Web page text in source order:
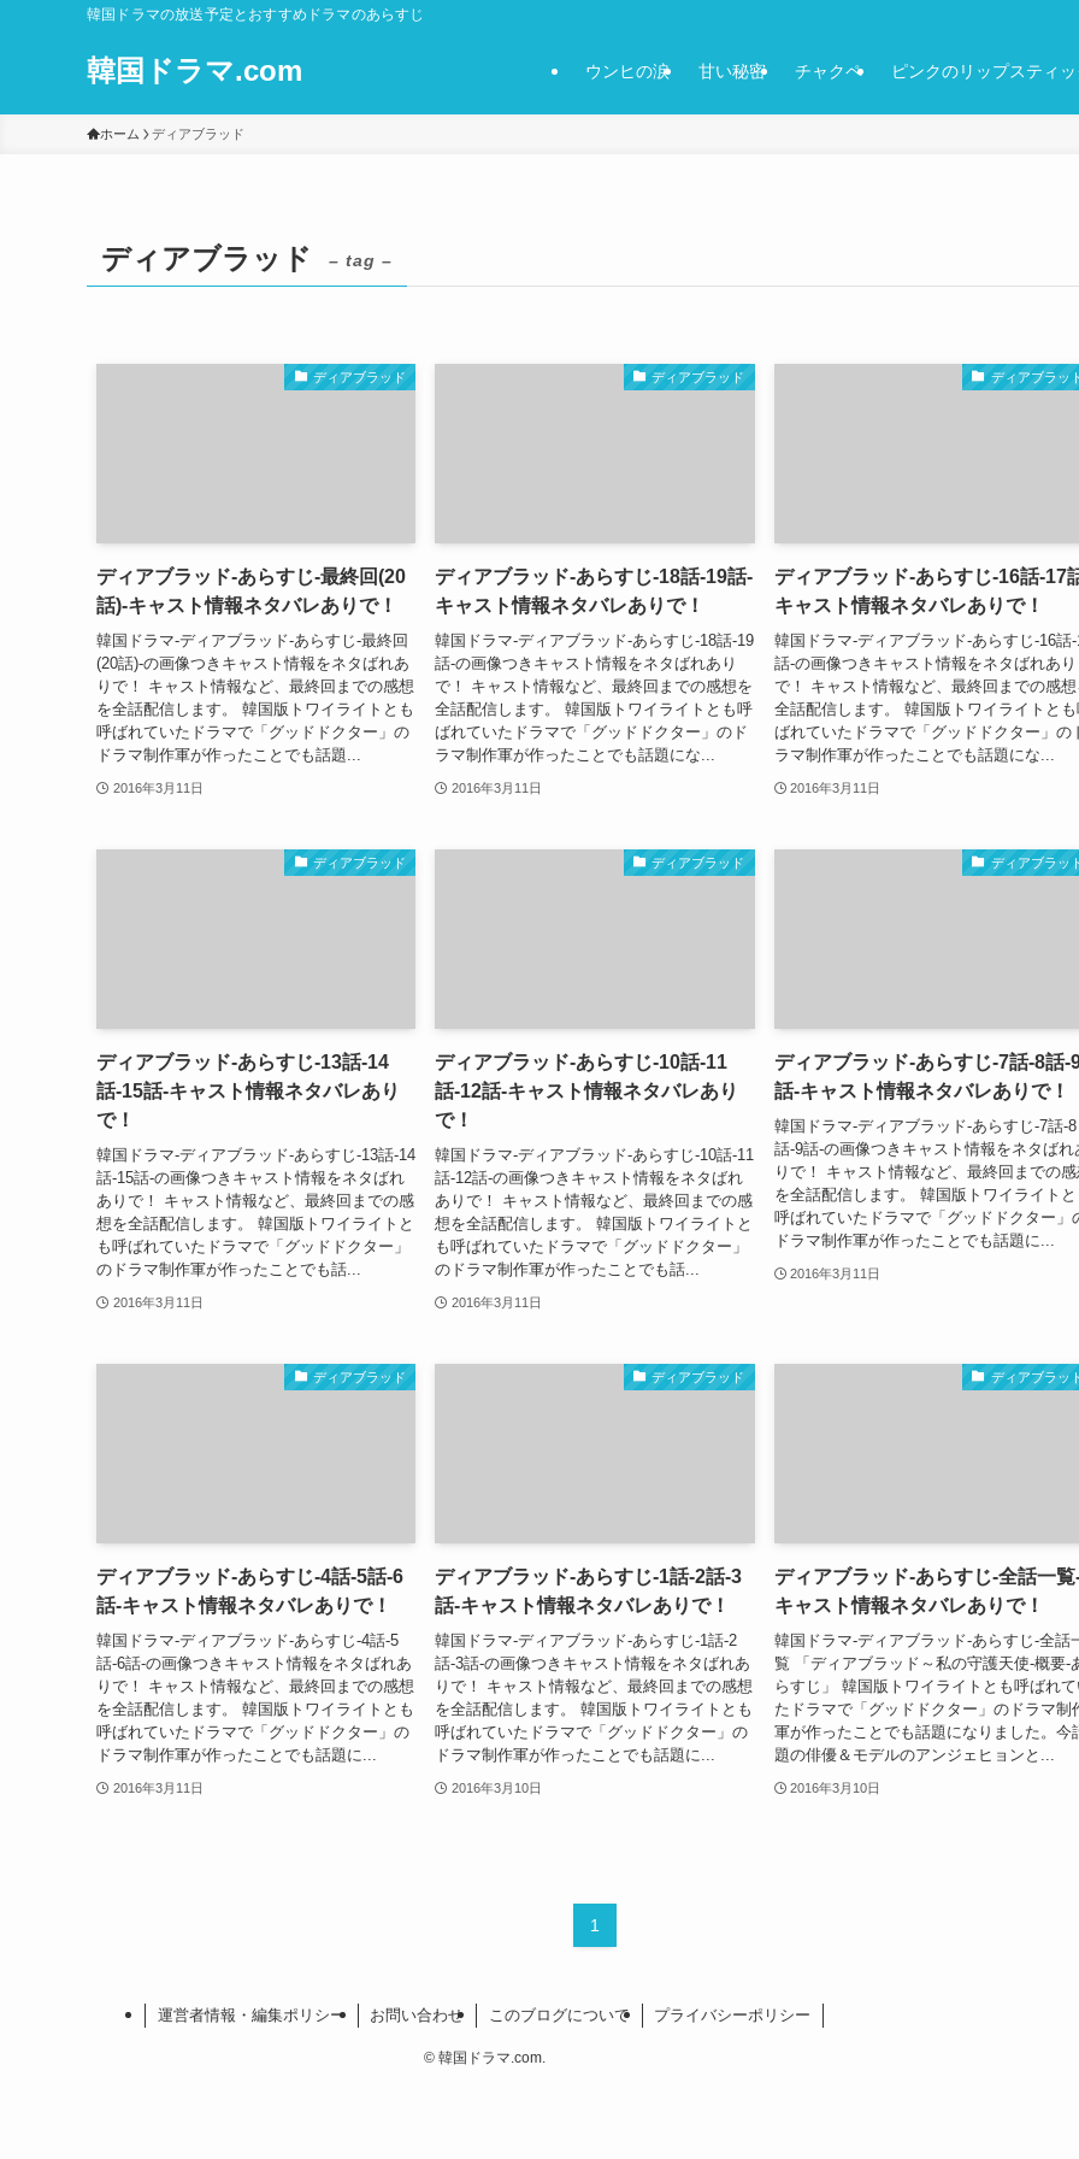
韓国ドラマの放送予定とおすすめドラマのあらすじ
韓国ドラマ.com ウンヒの涙 甘い秘密 チャクペ ピンクのリップスティ
ホーム ディアブラッド
ディアブラッド – tag –
ディアブラッド
ディアブラッド-あらすじ-最終回(20
話)-キャスト情報ネタバレありで！
韓国ドラマ-ディアブラッド-あらすじ-最終回
(20話)-の画像つきキャスト情報をネタばれあ
りで！ キャスト情報など、最終回までの感想
を全話配信します。 韓国版トワイライトとも
呼ばれていたドラマで「グッドドクター」の
ドラマ制作軍が作ったことでも話題...
2016年3月11日
ディアブラッド
ディアブラッド-あらすじ-18話-19話-
キャスト情報ネタバレありで！
韓国ドラマ-ディアブラッド-あらすじ-18話-19
話-の画像つきキャスト情報をネタばれあり
で！ キャスト情報など、最終回までの感想を
全話配信します。 韓国版トワイライトとも呼
ばれていたドラマで「グッドドクター」のド
ラマ制作軍が作ったことでも話題にな...
2016年3月11日
ディアブラッ
ディアブラッド-あらすじ-16話-17
キャスト情報ネタバレありで！
韓国ドラマ-ディアブラッド-あらすじ-16話-
話-の画像つきキャスト情報をネタばれあり
で！ キャスト情報など、最終回までの感想
全話配信します。 韓国版トワイライトとも
ばれていたドラマで「グッドドクター」の
ラマ制作軍が作ったことでも話題にな...
2016年3月11日
ディアブラッド
ディアブラッド-あらすじ-13話-14
話-15話-キャスト情報ネタバレあり
で！
韓国ドラマ-ディアブラッド-あらすじ-13話-14
話-15話-の画像つきキャスト情報をネタばれ
ありで！ キャスト情報など、最終回までの感
想を全話配信します。 韓国版トワイライトと
も呼ばれていたドラマで「グッドドクター」
のドラマ制作軍が作ったことでも話...
2016年3月11日
ディアブラッド
ディアブラッド-あらすじ-10話-11
話-12話-キャスト情報ネタバレあり
で！
韓国ドラマ-ディアブラッド-あらすじ-10話-11
話-12話-の画像つきキャスト情報をネタばれ
ありで！ キャスト情報など、最終回までの感
想を全話配信します。 韓国版トワイライトと
も呼ばれていたドラマで「グッドドクター」
のドラマ制作軍が作ったことでも話...
2016年3月11日
ディアブラッ
ディアブラッド-あらすじ-7話-8話-
話-キャスト情報ネタバレありで！
韓国ドラマ-ディアブラッド-あらすじ-7話-8
話-9話-の画像つきキャスト情報をネタばれ
りで！ キャスト情報など、最終回までの感
を全話配信します。 韓国版トワイライトと
呼ばれていたドラマで「グッドドクター」
ドラマ制作軍が作ったことでも話題に...
2016年3月11日
ディアブラッド
ディアブラッド-あらすじ-4話-5話-6
話-キャスト情報ネタバレありで！
韓国ドラマ-ディアブラッド-あらすじ-4話-5
話-6話-の画像つきキャスト情報をネタばれあ
りで！ キャスト情報など、最終回までの感想
を全話配信します。 韓国版トワイライトとも
呼ばれていたドラマで「グッドドクター」の
ドラマ制作軍が作ったことでも話題に...
2016年3月11日
ディアブラッド
ディアブラッド-あらすじ-1話-2話-3
話-キャスト情報ネタバレありで！
韓国ドラマ-ディアブラッド-あらすじ-1話-2
話-3話-の画像つきキャスト情報をネタばれあ
りで！ キャスト情報など、最終回までの感想
を全話配信します。 韓国版トワイライトとも
呼ばれていたドラマで「グッドドクター」の
ドラマ制作軍が作ったことでも話題に...
2016年3月10日
ディアブラッ
ディアブラッド-あらすじ-全話一覧
キャスト情報ネタバレありで！
韓国ドラマ-ディアブラッド-あらすじ-全話
覧 「ディアブラッド～私の守護天使-概要-
らすじ」 韓国版トワイライトとも呼ばれ
たドラマで「グッドドクター」のドラマ制
軍が作ったことでも話題になりました。今
題の俳優＆モデルのアンジェヒョンと...
2016年3月10日
1
運営者情報・編集ポリシー お問い合わせ このブログについて プライバシーポリシー
©韓国ドラマ.com.